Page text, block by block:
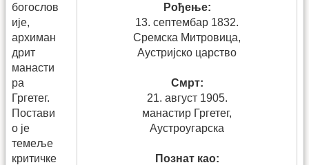
Рођење:
13. септембар 1832.
Сремска Митровица,
Аустријско царство
Смрт:
21. август 1905.
манастир Гргетег,
Аустроугарска
Познат као:
богослов
ије,
архиман
дрит
манасти
ра
Гргетег.
Постави
о је
темеље
критичке